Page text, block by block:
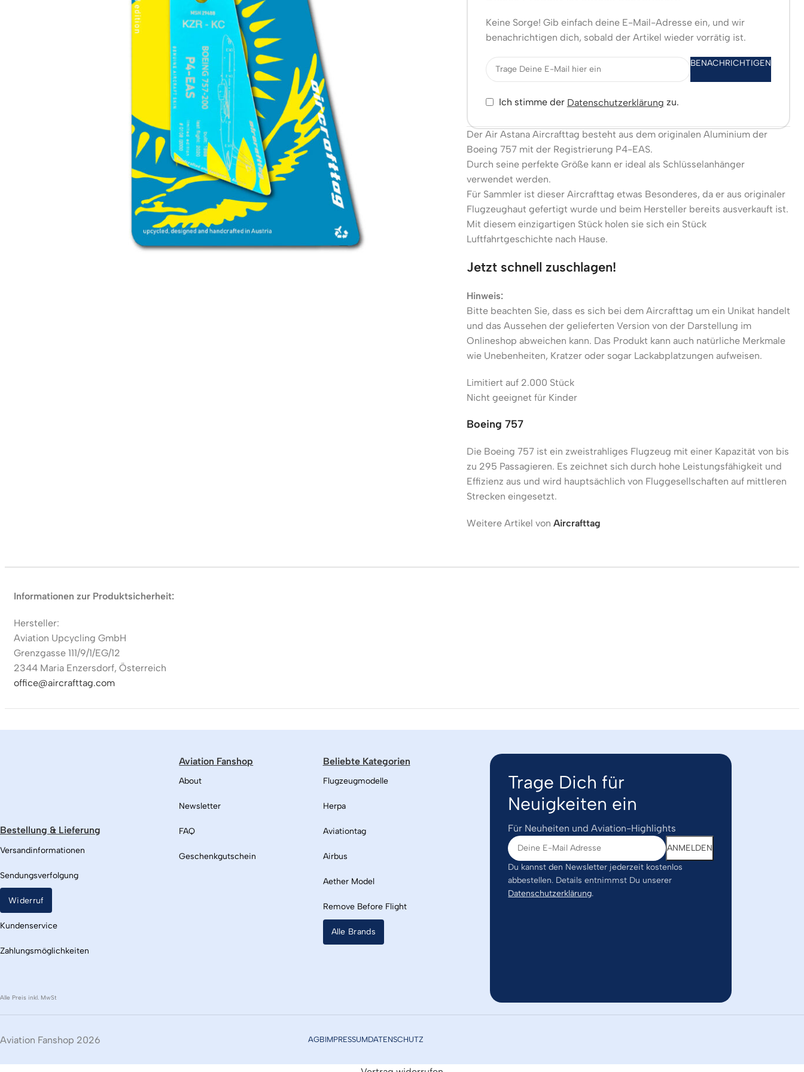
Keine Sorge! Gib einfach deine E-Mail-Adresse ein, und wir
benachrichtigen dich, sobald der Artikel wieder vorrätig ist.
BENACHRICHTIGEN
Ich stimme der Datenschutzerklärung zu.
Der Air Astana Aircrafttag besteht aus dem originalen Aluminium der
Boeing 757 mit der Registrierung P4-EAS.
Durch seine perfekte Größe kann er ideal als Schlüsselanhänger
verwendet werden.
Für Sammler ist dieser Aircrafttag etwas Besonderes, da er aus originaler
Flugzeughaut gefertigt wurde und beim Hersteller bereits ausverkauft ist.
Mit diesem einzigartigen Stück holen sie sich ein Stück
Luftfahrtgeschichte nach Hause.
Jetzt schnell zuschlagen!
Hinweis:
Bitte beachten Sie, dass es sich bei dem Aircrafttag um ein Unikat handelt
und das Aussehen der gelieferten Version von der Darstellung im
Onlineshop abweichen kann. Das Produkt kann auch natürliche Merkmale
wie Unebenheiten, Kratzer oder sogar Lackabplatzungen aufweisen.
Limitiert auf 2.000 Stück
Nicht geeignet für Kinder
Boeing 757
Die Boeing 757 ist ein zweistrahliges Flugzeug mit einer Kapazität von bis
zu 295 Passagieren. Es zeichnet sich durch hohe Leistungsfähigkeit und
Effizienz aus und wird hauptsächlich von Fluggesellschaften auf mittleren
Strecken eingesetzt.
Weitere Artikel von Aircrafttag
Informationen zur Produktsicherheit:
Hersteller:
Aviation Upcycling GmbH
Grenzgasse 111/9/1/EG/12
2344 Maria Enzersdorf, Österreich
office@aircrafttag.com
Bestellung & Lieferung
Versandinformationen
Sendungsverfolgung
Widerruf
Kundenservice
Zahlungsmöglichkeiten
Alle Preis inkl. MwSt
Aviation Fanshop
About
Newsletter
FAQ
Geschenkgutschein
Beliebte Kategorien
Flugzeugmodelle
Herpa
Aviationtag
Airbus
Aether Model
Remove Before Flight
Alle Brands
Trage Dich für
Neuigkeiten ein
Für Neuheiten und Aviation-Highlights
Du kannst den Newsletter jederzeit kostenlos
abbestellen. Details entnimmst Du unserer
Datenschutzerklärung.
Aviation Fanshop 2026 AGBIMPRESSUMDATENSCHUTZ